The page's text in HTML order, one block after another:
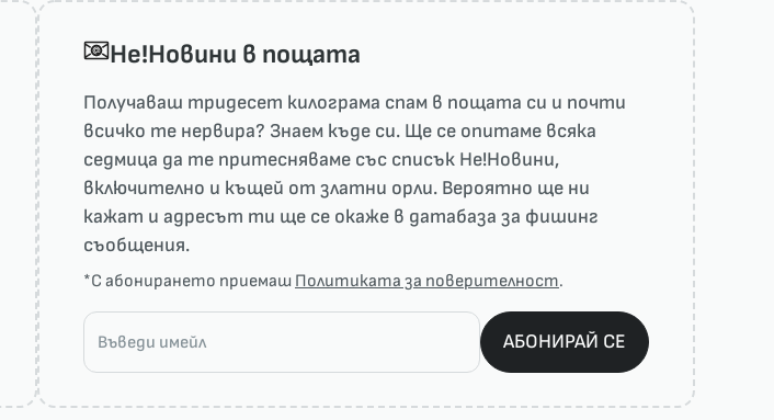
He!Новини в пощата
Получаваш тридесет килограма спам в пощата си и почти
всичко те нервира? Знаем къде си. Ще се опитаме всяка
седмица да те притесняваме със списък He!Новини,
включително и къщей от златни орли. Вероятно ще ни
кажат и адресът ти ще се окаже в датабаза за фишинг
съобщения.
*С абонирането приемаш Политиката за поверителност.
АБОНИРАЙ СЕ